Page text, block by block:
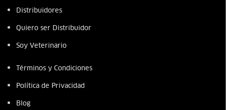
Distribuidores
Quiero ser Distribuidor
Soy Veterinario
Términos y Condiciones
Política de Privacidad
Blog